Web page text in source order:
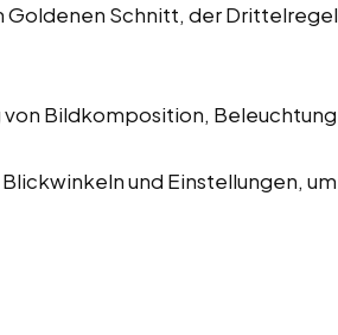
Goldenen Schnitt, der Drittelregel
Bildkomposition, Beleuchtung
und Einstellungen, um